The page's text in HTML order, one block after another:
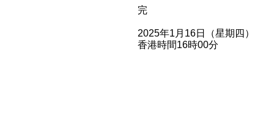
完
2025年1月16日（星期四）
香港時間16時00分